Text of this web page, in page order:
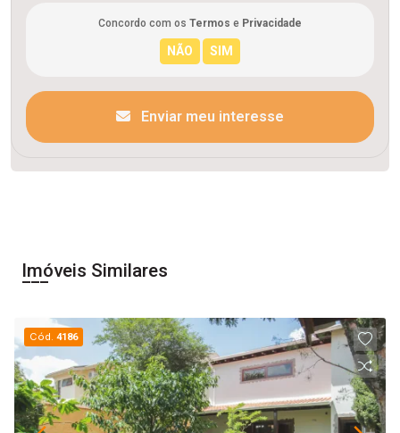
Concordo com os Termos e Privacidade
Enviar meu interesse
Imóveis Similares
Cód.4186